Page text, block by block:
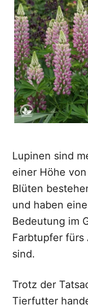
Lupinen sind
einer Höhe
Blüten
und haben
Bedeutung im
Farbtupfer fürs
sind.
Trotz der
Tierfutter